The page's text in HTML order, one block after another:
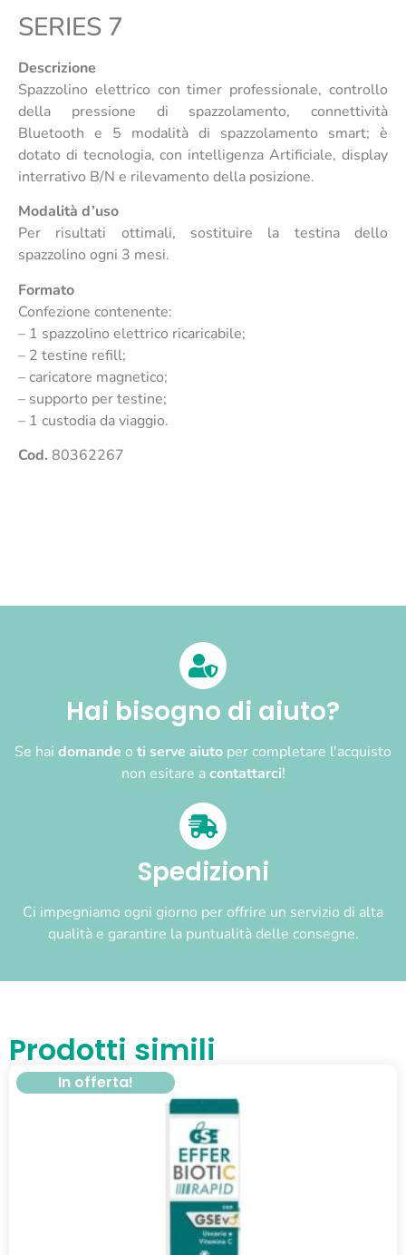
SERIES 7
Descrizione
Spazzolino elettrico con timer professionale, controllo
della pressione di spazzolamento, connettività
Bluetooth e 5 modalità di spazzolamento smart; è
dotato di tecnologia, con intelligenza Artificiale, display
interrativo B/N e rilevamento della posizione.
Modalità d’uso
Per risultati ottimali, sostituire la testina dello
spazzolino ogni 3 mesi.
Formato
Confezione contenente:
– 1 spazzolino elettrico ricaricabile;
– 2 testine refill;
– caricatore magnetico;
– supporto per testine;
– 1 custodia da viaggio.
Cod. 80362267
Hai bisogno di aiuto?
Se hai domande o ti serve aiuto per completare l'acquisto
non esitare acontattarci!
Spedizioni
Ci impegniamo ogni giorno per offrire un servizio di alta
qualità e garantire la puntualità delle consegne.
Prodotti simili
In offerta!